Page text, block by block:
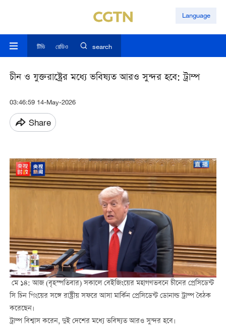
Language
টিভি রেডিও search
চীন ও যুক্তরাষ্ট্রের মধ্যে ভবিষ্যত আরও সুন্দর হবে: ট্রাম্প
03:46:59 14-May-2026
Share
মে ১৪: আজ (বৃহস্পতিবার) সকালে বেইজিংয়ের মহাগণভবনে চীনের প্রেসিডেন্ট
সি চিন পিংয়ের সঙ্গে রাষ্ট্রীয় সফরে আসা মার্কিন প্রেসিডেন্ট ডোনাল্ড ট্রাম্প বৈঠক
করেছেন।
ট্রাম্প বিশ্বাস করেন, দুই দেশের মধ্যে ভবিষ্যত আরও সুন্দর হবে।